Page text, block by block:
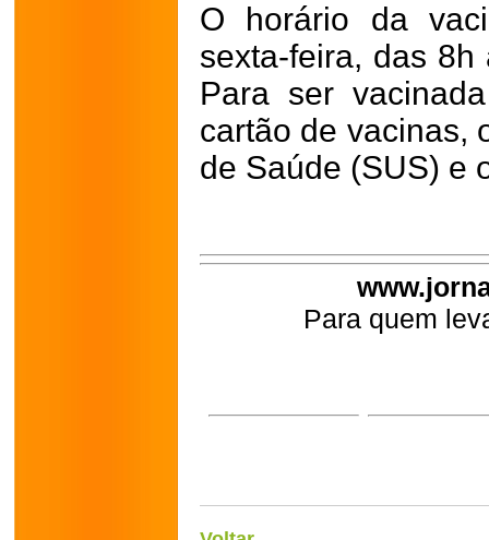
O horário da
sexta-feira, das
Para ser
cartão de vacinas,
de Saúde (SUS) e
Para quem